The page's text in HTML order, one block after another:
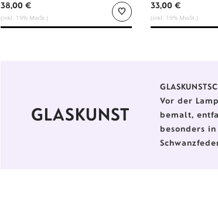
38,00 €
(inkl. 19% MwSt.)
33,00 €
(inkl. 19% MwSt.)
GLASKUNST
Vor der
bemalt,
besonders